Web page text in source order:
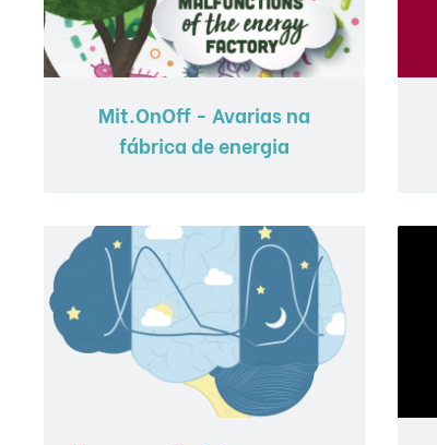
Mit.OnOff - Avarias na
fábrica de energia